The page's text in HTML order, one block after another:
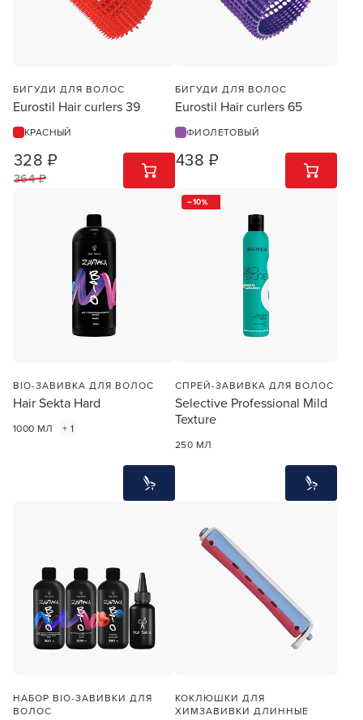
БИГУДИ ДЛЯ ВОЛОС
Eurostil Hair curlers 39
КРАСНЫЙ
328 ₽
364 ₽
1 ШТ
БИГУДИ ДЛЯ ВОЛОС
Eurostil Hair curlers 65
ФИОЛЕТОВЫЙ
438 ₽ 1 ШТ
BIO-ЗАВИВКА ДЛЯ ВОЛОС
Hair Sekta Hard
1000 МЛ + 1
10
СПРЕЙ-ЗАВИВКА ДЛЯ ВОЛОС
Selective Professional Mild
Texture
250 МЛ
НАБОР BIO-ЗАВИВКИ ДЛЯ
ВОЛОС
КОКЛЮШКИ ДЛЯ
ХИМЗАВИВКИ ДЛИННЫЕ
ПРОДОЛЖУ ЗДЕСЬ